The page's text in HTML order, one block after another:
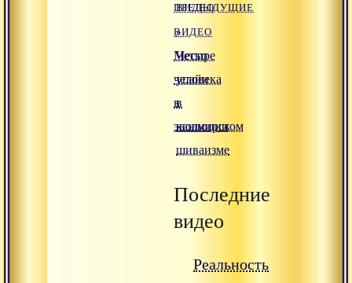
ПРЕДЫДУЩИЕ
ВИДЕО
Место
человека
в
эволюции
ВИДЕО
»
Четыре
упайи
в
кашмирском
шиваизме
Последние
видео
Реальность